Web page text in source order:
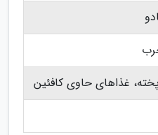
غذاهای حاوی کافئین